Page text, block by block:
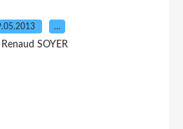
…
Renaud SOYER